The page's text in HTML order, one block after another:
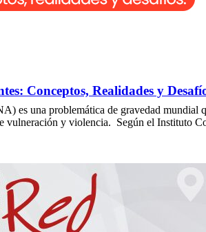
Conceptos, Realidades y
es una problemática de gravedad mundial
vulneración y violencia. Según el